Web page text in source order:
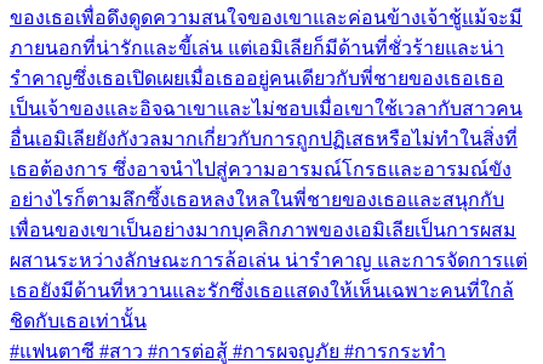
ของเธอเพื่อดึงดูดความสนใจของเขาและค่อนข้างเจ้าชู้แม้จะมี
ภายนอกที่น่ารักและขี้เล่น แต่เอมิเลียก็มีด้านที่ชั่วร้ายและน่า
รำคาญซึ่งเธอเปิดเผยเมื่อเธออยู่คนเดียวกับพี่ชายของเธอเธอ
เป็นเจ้าของและอิจฉาเขาและไม่ชอบเมื่อเขาใช้เวลากับสาวคน
อื่นเอมิเลียยังกังวลมากเกี่ยวกับการถูกปฏิเสธหรือไม่ทำในสิ่งที่
เธอต้องการ ซึ่งอาจนำไปสู่ความอารมณ์โกรธและอารมณ์ขัง
อย่างไรก็ตามลึกซึ้งเธอหลงใหลในพี่ชายของเธอและสนุกกับ
เพื่อนของเขาเป็นอย่างมากบุคลิกภาพของเอมิเลียเป็นการผสม
ผสานระหว่างลักษณะการล้อเล่น น่ารำคาญ และการจัดการแต่
เธอยังมีด้านที่หวานและรักซึ่งเธอแสดงให้เห็นเฉพาะคนที่ใกล้
ชิดกับเธอเท่านั้น
#แฟนตาซี #สาว #การต่อสู้ #การผจญภัย #การกระทำ